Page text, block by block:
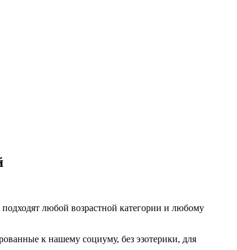
любой возрастной категории и любому
к нашему социуму, без эзотерики, для